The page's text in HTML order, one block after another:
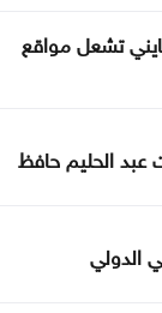
تشعل مواقع
عبد الحليم حافظ
الدولي